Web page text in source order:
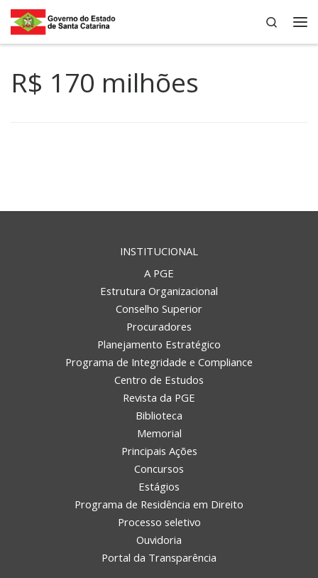
Skip to content
Search
R$ 170 milhões
INSTITUCIONAL
A PGE
Estrutura Organizacional
Conselho Superior
Procuradores
Planejamento Estratégico
Programa de Integridade e Compliance
Centro de Estudos
Revista da PGE
Biblioteca
Memorial
Principais Ações
Concursos
Estágios
Programa de Residência em Direito
Processo seletivo
Ouvidoria
Portal da Transparência